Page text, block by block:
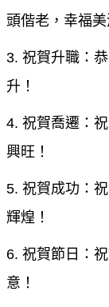
頭偕老，幸福美
3. 祝賀升職：
升！
4. 祝賀喬遷：
興旺！
5. 祝賀成功：
輝煌！
6. 祝賀節日：
意！